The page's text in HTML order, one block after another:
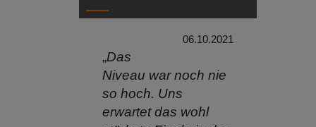
06.10.2021
„Das
Niveau war noch nie
so hoch. Uns
erwartet das wohl